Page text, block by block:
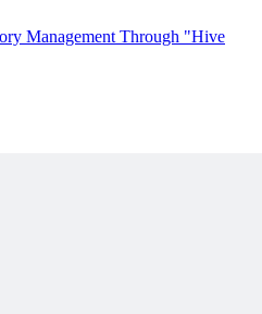
Management Through "Hive